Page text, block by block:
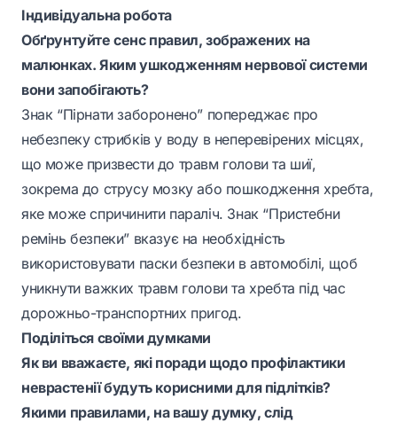
Індивідуальна робота
Обґрунтуйте сенс правил, зображених на
малюнках. Яким ушкодженням нервової системи
вони запобігають?
Знак “Пірнати заборонено” попереджає про
небезпеку стрибків у воду в неперевірених місцях,
що може призвести до травм голови та шиї,
зокрема до струсу мозку або пошкодження хребта,
яке може спричинити параліч. Знак “Пристебни
ремінь безпеки” вказує на необхідність
використовувати паски безпеки в автомобілі, щоб
уникнути важких травм голови та хребта під час
дорожньо-транспортних пригод.
Поділіться своїми думками
Як ви вважаєте, які поради щодо профілактики
неврастенії будуть корисними для підлітків?
Якими правилами, на вашу думку, слід